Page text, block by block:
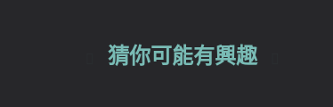
猜你可能有興趣